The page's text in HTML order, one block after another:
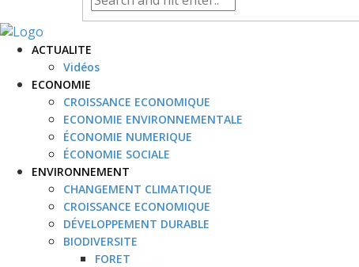
ACTUALITE
Vidéos
ECONOMIE
CROISSANCE ECONOMIQUE
ECONOMIE ENVIRONNEMENTALE
ÉCONOMIE NUMERIQUE
ÉCONOMIE SOCIALE
ENVIRONNEMENT
CHANGEMENT CLIMATIQUE
CROISSANCE ECONOMIQUE
DÉVELOPPEMENT DURABLE
BIODIVERSITE
FORET